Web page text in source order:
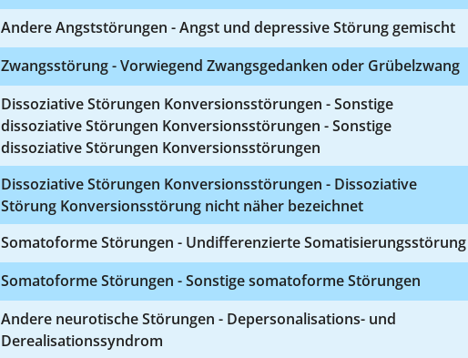
Andere Angststörungen - Angst und depressive Störung gemischt
Zwangsstörung - Vorwiegend Zwangsgedanken oder Grübelzwang
Dissoziative Störungen Konversionsstörungen - Sonstige
dissoziative Störungen Konversionsstörungen - Sonstige
dissoziative Störungen Konversionsstörungen
Dissoziative Störungen Konversionsstörungen - Dissoziative
Störung Konversionsstörung nicht näher bezeichnet
Somatoforme Störungen - Undifferenzierte Somatisierungsstörung
Somatoforme Störungen - Sonstige somatoforme Störungen
Andere neurotische Störungen - Depersonalisations- und
Derealisationssyndrom